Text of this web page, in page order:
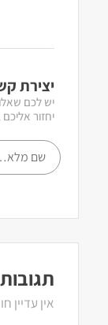
יצירת
יש לכם
יחזור
תגובות
אין עדיין